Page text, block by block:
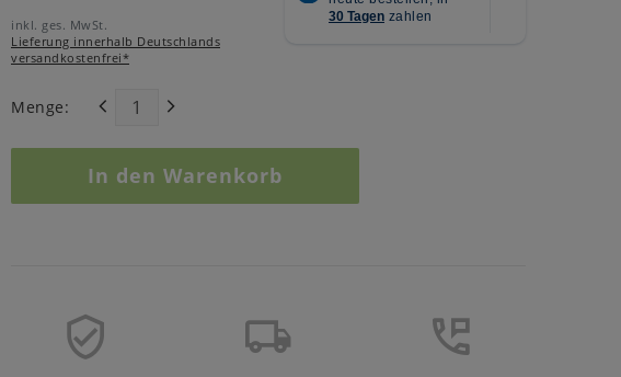
inkl. ges. MwSt.
Lieferung innerhalb Deutschlands
versandkostenfrei*
Menge:
In den Warenkorb